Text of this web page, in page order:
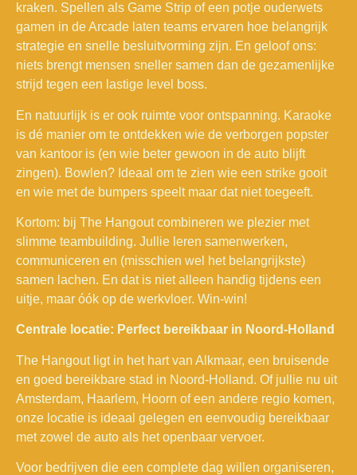
kraken. Spellen als Game Strip of een potje ouderwets
gamen in de Arcade laten teams ervaren hoe belangrijk
strategie en snelle besluitvorming zijn. En geloof ons:
niets brengt mensen sneller samen dan de gezamenlijke
strijd tegen een lastige level boss.
En natuurlijk is er ook ruimte voor ontspanning. Karaoke
is dé manier om te ontdekken wie de verborgen popster
van kantoor is (en wie beter gewoon in de auto blijft
zingen). Bowlen? Ideaal om te zien wie een strike gooit
en wie met de bumpers speelt maar dat niet toegeeft.
Kortom: bij The Hangout combineren we plezier met
slimme teambuilding. Jullie leren samenwerken,
communiceren en (misschien wel het belangrijkste)
samen lachen. En dat is niet alleen handig tijdens een
uitje, maar óók op de werkvloer. Win-win!
Centrale locatie: Perfect bereikbaar in Noord-Holland
The Hangout ligt in het hart van Alkmaar, een bruisende
en goed bereikbare stad in Noord-Holland. Of jullie nu uit
Amsterdam, Haarlem, Hoorn of een andere regio komen,
onze locatie is ideaal gelegen en eenvoudig bereikbaar
met zowel de auto als het openbaar vervoer.
Voor bedrijven die een complete dag willen organiseren,